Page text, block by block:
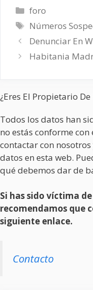
Categorías
foro
Etiquetas
Números
Denunciar En
Habitania
¿Eres El Propietario De
Todos los datos han
no estás conforme
contactar con
datos en esta web.
qué debemos dar de
Si has sido víctima
recomendamos que
siguiente enlace.
Contacto